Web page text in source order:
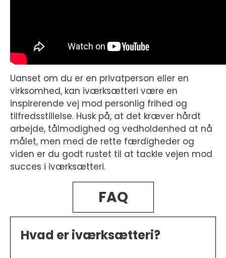
Uanset om du er en privatperson eller en
virksomhed, kan iværksætteri være en
inspirerende vej mod personlig frihed og
tilfredsstillelse. Husk på, at det kræver hårdt
arbejde, tålmodighed og vedholdenhed at nå
målet, men med de rette færdigheder og
viden er du godt rustet til at tackle vejen mod
succes i iværksætteri.
FAQ
Hvad er iværksætteri?